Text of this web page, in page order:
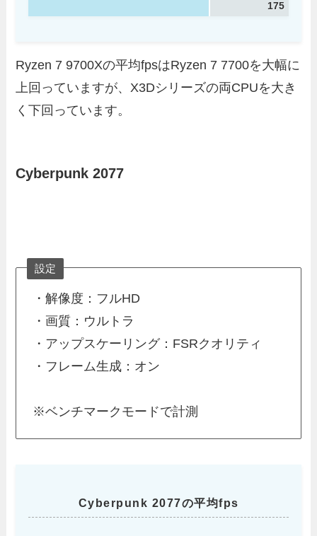
175
Ryzen 7 9700Xの平均fpsはRyzen 7 7700を大幅に
上回っていますが、X3Dシリーズの両CPUを大き
く下回っています。
Cyberpunk 2077
設定
・解像度：フルHD
・画質：ウルトラ
・アップスケーリング：FSRクオリティ
・フレーム生成：オン
※ベンチマークモードで計測
Cyberpunk 2077の平均fps